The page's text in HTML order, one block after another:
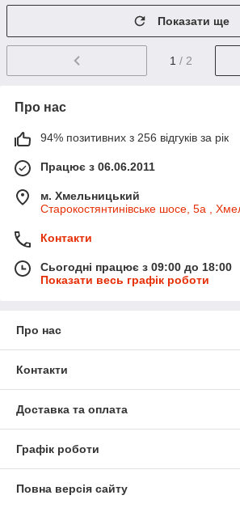
Показати ще
1 / 2
Про нас
94% позитивних з 256 відгуків за рік
Працює з 06.06.2011
м. Хмельницький
Старокостянтинівське шосе, 5а ,
Контакти
Сьогодні працює з 09:00 до 18:00
Показати весь графік роботи
Про нас
Контакти
Доставка та оплата
Графік роботи
Повна версія сайту